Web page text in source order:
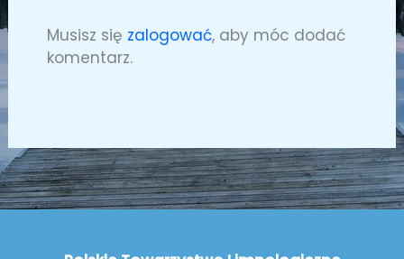
Musisz się zalogować, aby móc dodać
komentarz.